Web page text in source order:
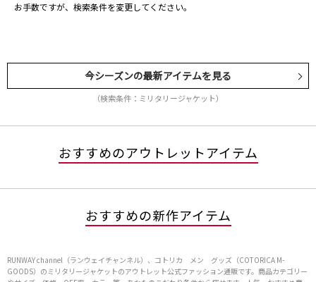
お手数ですが、検索条件を変更してください。
今シーズンの最新アイテムを見る
（検索条件：ミリタリージャケット）
おすすめのアウトレットアイテム
おすすめの新作アイテム
RUNWAY channel（ランウェイチャンネル）、コトリカ メン グッズ（COTORICA M-
GOODS）のミリタリージャケットのアウトレット公式ファッション通販です。商品カテゴリー